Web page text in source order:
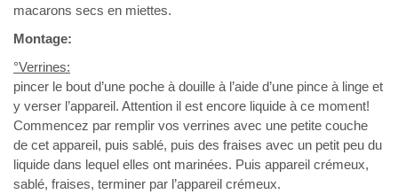
macarons secs en miettes.
Montage:
°Verrines:
pincer le bout d’une poche à douille à l’aide d’une pince à linge et
y verser l’appareil. Attention il est encore liquide à ce moment!
Commencez par remplir vos verrines avec une petite couche
de cet appareil, puis sablé, puis des fraises avec un petit peu du
liquide dans lequel elles ont marinées. Puis appareil crémeux,
sablé, fraises, terminer par l’appareil crémeux.